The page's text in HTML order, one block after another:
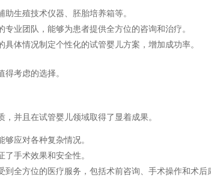
生殖技术仪器、胚胎培养箱等。
业团队，能够为患者提供全方位的咨询和治疗。
体情况制定个性化的试管婴儿方案，增加成功率。
考虑的选择。
并且在试管婴儿领域取得了显着成果。
应对各种复杂情况。
手术效果和安全性。
全方位的医疗服务，包括术前咨询、手术操作和术后